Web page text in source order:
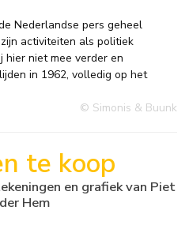
Nederlandse pers geheel
activiteiten als politiek
hier niet mee verder en
in 1962, volledig op het
© Simonis & Buunk
te koop
en grafiek van Piet
Hem